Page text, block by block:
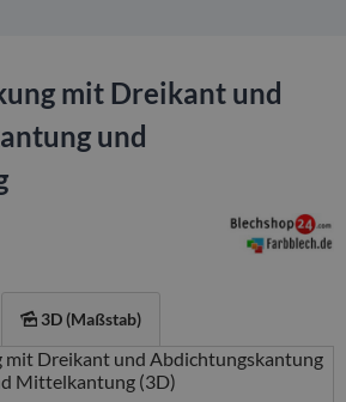
mit Dreikant und
und
3D (Maßstab)